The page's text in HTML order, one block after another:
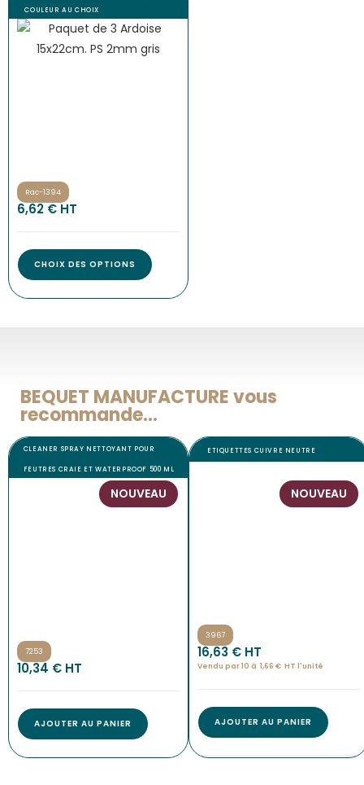
COULEUR AU CHOIX
Rac-1394
6,62€ HT
CHOIX DES OPTIONS
BEQUET MANUFACTURE vous
recommande...
CLEANER SPRAY NETTOYANT POUR
FEUTRES CRAIE ET WATERPROOF 500 ML
NOUVEAU
7253
10,34 € HT
AJOUTER AU PANIER
ETIQUETTES CUIVRE NEUTRE
NOUVEAU
3967
16,63 € HT
Vendu par 10 à 1,66 € HT l'unité
AJOUTER AU PANIER